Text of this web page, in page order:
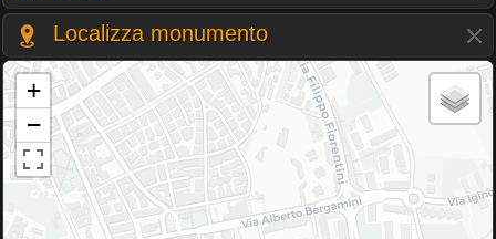
Localizza monumento
+
−